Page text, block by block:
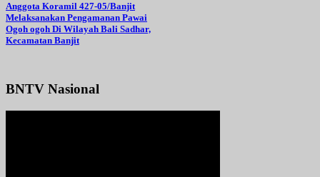
Anggota Koramil 427-05/Banjit
Melaksanakan Pengamanan Pawai
Ogoh ogoh Di Wilayah Bali Sadhar,
Kecamatan Banjit
BNTV Nasional